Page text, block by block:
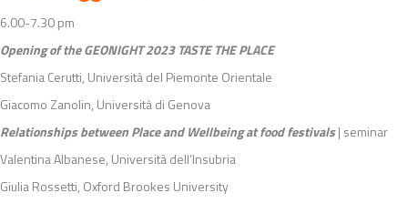
6.00-7.30 pm
Opening of the GEONIGHT 2023 TASTE THE PLACE
Stefania Cerutti, Università del Piemonte Orientale
Giacomo Zanolin, Università di Genova
Relationships between Place and Wellbeing at food festivals| seminar
Valentina Albanese, Università dell’Insubria
Giulia Rossetti, Oxford Brookes University